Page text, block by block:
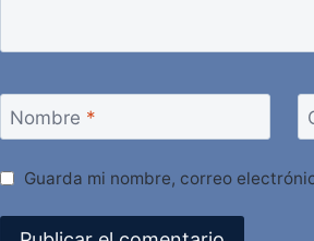
Nombre *
Guarda mi nombre, correo